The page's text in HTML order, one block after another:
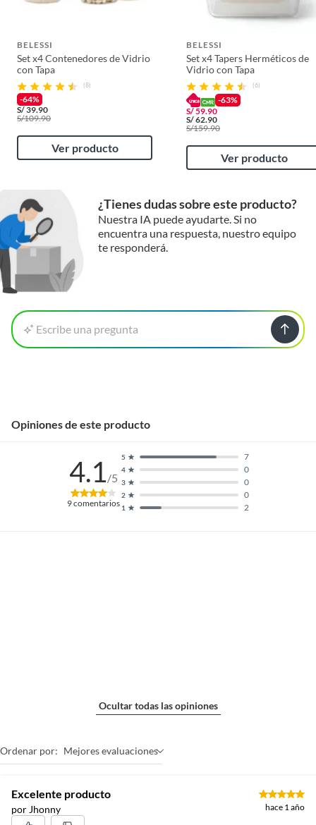
BELESSI
Set x4 Contenedores de Vidrio
con Tapa
(8)
-64%
S/39.90
S/109.90
Ver producto
BELESSI
Set x4 Tapers Herméticos de
Vidrio con Tapa
(6)
-63%
S/59.90
S/62.90
S/159.90
Ver producto
¿Tienes dudas sobre este producto?
Nuestra IA puede ayudarte. Si no
encuentra una respuesta, nuestro equipo
te responderá.
Escribe una pregunta
Opiniones de este producto
4.1/5
9comentarios 1 2
2 0
3 0
4 0
5 7
Ocultar todas las opiniones
Ordenar por: Mejores evaluaciones
Excelente producto
por Jhonny hace 1 año